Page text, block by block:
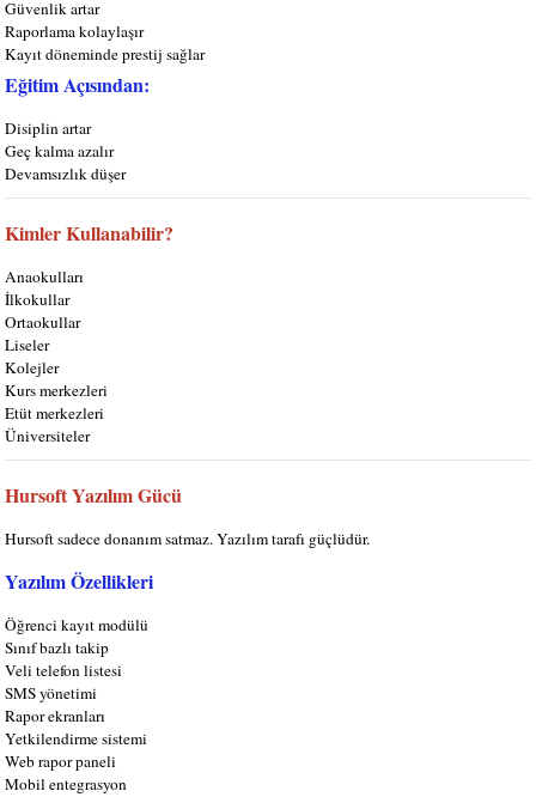
Güvenlik artar
Raporlama kolaylaşır
Kayıt döneminde prestij sağlar
Eğitim Açısından:
Disiplin artar
Geç kalma azalır
Devamsızlık düşer
Kimler Kullanabilir?
Anaokulları
İlkokullar
Ortaokullar
Liseler
Kolejler
Kurs merkezleri
Etüt merkezleri
Üniversiteler
Hursoft Yazılım Gücü
Hursoftsadece donanım satmaz. Yazılım tarafı güçlüdür.
Yazılım Özellikleri
Öğrenci kayıt modülü
Sınıf bazlı takip
Veli telefon listesi
SMS yönetimi
Rapor ekranları
Yetkilendirme sistemi
Web rapor paneli
Mobil entegrasyon